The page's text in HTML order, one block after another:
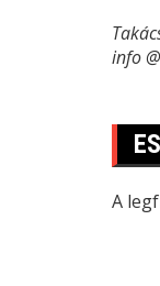
info
A